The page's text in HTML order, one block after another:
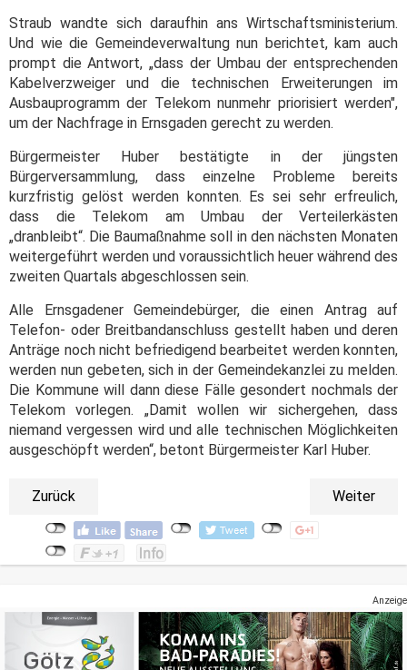
Straub wandte sich daraufhin ans Wirtschaftsministerium.
Und wie die Gemeindeverwaltung nun berichtet, kam auch
prompt die Antwort, „dass der Umbau der entsprechenden
Kabelverzweiger und die technischen Erweiterungen im
Ausbauprogramm der Telekom nunmehr priorisiert werden",
um der Nachfrage in Ernsgaden gerecht zu werden.
Bürgermeister Huber bestätigte in der jüngsten
Bürgerversammlung, dass einzelne Probleme bereits
kurzfristig gelöst werden konnten. Es sei sehr erfreulich,
dass die Telekom am Umbau der Verteilerkästen
„dranbleibt“. Die Baumaßnahme soll in den nächsten Monaten
weitergeführt werden und voraussichtlich heuer während des
zweiten Quartals abgeschlossen sein.
Alle Ernsgadener Gemeindebürger, die einen Antrag auf
Telefon- oder Breitbandanschluss gestellt haben und deren
Anträge noch nicht befriedigend bearbeitet werden konnten,
werden nun gebeten, sich in der Gemeindekanzlei zu melden.
Die Kommune will dann diese Fälle gesondert nochmals der
Telekom vorlegen. „Damit wollen wir sichergehen, dass
niemand vergessen wird und alle technischen Möglichkeiten
ausgeschöpft werden“, betont Bürgermeister Karl Huber.
Zurück Weiter
Anzeige